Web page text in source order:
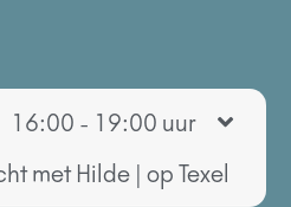
16:00 - 19:00 uur
met Hilde | op Texel